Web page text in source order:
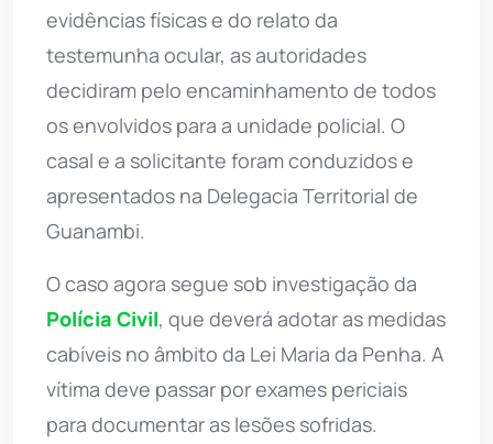
evidências físicas e do relato da
testemunha ocular, as autoridades
decidiram pelo encaminhamento de todos
os envolvidos para a unidade policial. O
casal e a solicitante foram conduzidos e
apresentados na Delegacia Territorial de
Guanambi.
O caso agora segue sob investigação da
Polícia Civil, que deverá adotar as medidas
cabíveis no âmbito da Lei Maria da Penha. A
vítima deve passar por exames periciais
para documentar as lesões sofridas.